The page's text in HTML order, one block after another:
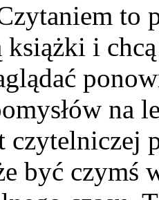
to
i
na
być czymś